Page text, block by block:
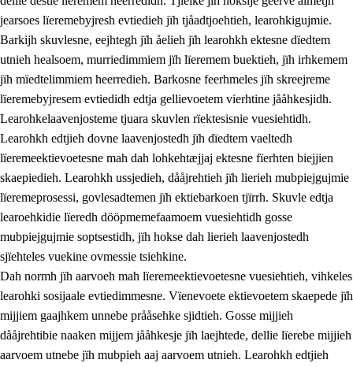
3. Prinsihph skuvlen rïektesisnie
3.1 Feerhmeles lïeremebyjrese
3.2 Ööhpehtimmie jïh sjïehtedamme lïerehtimmie
3.3 Gåetie jïh skuvle laavenjostoeh
3.4 Lïerehtimmie learoesïeltesne jïh barkoejielemisnie
3.5 Profesjonsektievoete jïh skuvleevtiedimmie
jearsoes lïeremebyjresh evtiedieh jïh tjåadtjoehtieh, learohkigujmie.
Barkijh skuvlesne, eejhtegh jïh åelieh jïh learohkh ektesne dïedtem
utnieh healsoem, murriedimmiem jïh lïeremem buektieh, jïh irhkemem
jïh mïedtelimmiem heerredieh. Barkosne feerhmeles jïh skreejreme
lïeremebyjresem evtiedidh edtja gellievoetem vierhtine jååhkesjidh.
Learohkelaavenjosteme tjuara skuvlen rïektesisnie vuesiehtidh.
Learohkh edtjieh dovne laavenjostedh jïh dïedtem vaeltedh
lïeremeektievoetesne mah dah lohkehtæjjaj ektesne fïerhten biejjien
skaepiedieh. Learohkh ussjedieh, dååjrehtieh jïh lierieh mubpiejgujmie
lïeremeprosessi, govlesadtemen jïh ektiebarkoen tjïrrh. Skuvle edtja
learoehkidie lïeredh dööpmemefaamoem vuesiehtidh gosse
mubpiejgujmie soptsestidh, jïh hokse dah lierieh laavenjostedh
sjïehteles vuekine ovmessie tsiehkine.
Dah normh jïh aarvoeh mah lïeremeektievoetesne vuesiehtieh, vihkeles
learohki sosijaale evtiedimmesne. Vïenevoete ektievoetem skaepede jïh
mijjiem gaajhkem unnebe prååsehke sjidtieh. Gosse mijjieh
dååjrehtibie naaken mijjem jååhkesje jïh laejhtede, dellie lïerebe mijjieh
aarvoem utnebe jïh mubpieh aaj aarvoem utnieh. Learohkh edtjieh